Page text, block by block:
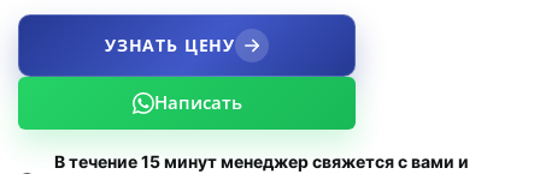
УЗНАТЬ ЦЕНУ
Написать
В течение 15 минут менеджер свяжется с вами и